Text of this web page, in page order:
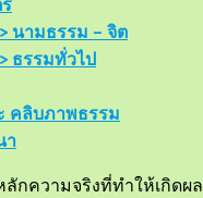
นามธรรม – จิต
ธรรมทั่วไป
คลิบภาพธรรม
า
ลักความจริงที่ทำให้เกิดผล